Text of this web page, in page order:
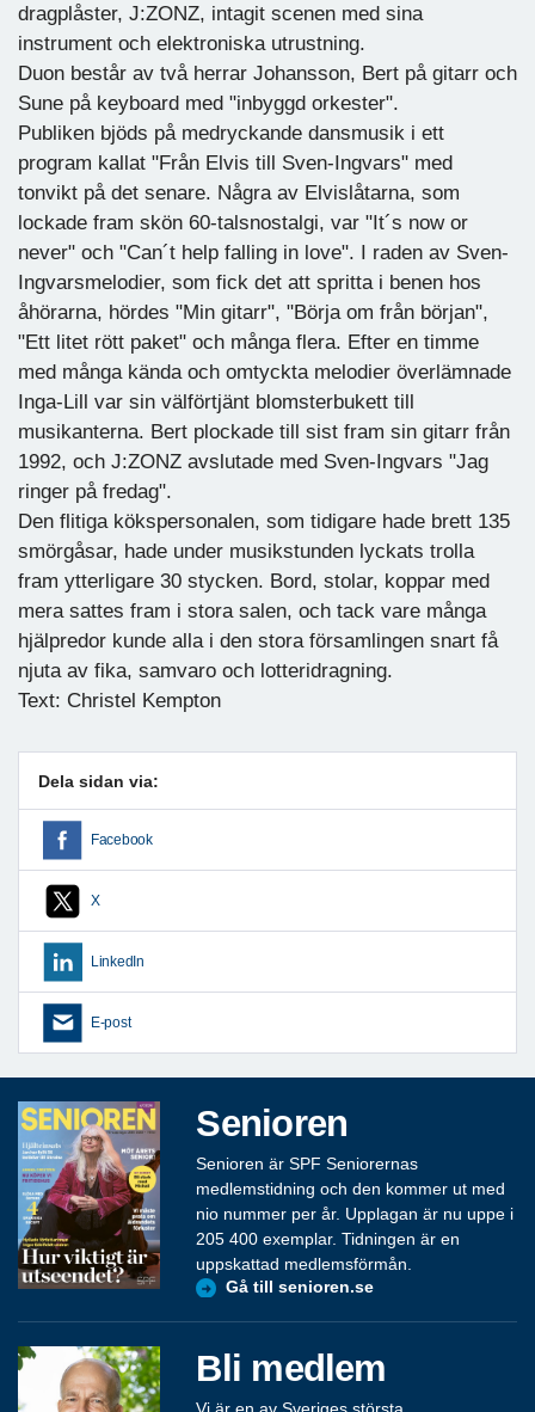
dragplåster, J:ZONZ, intagit scenen med sina
instrument och elektroniska utrustning.
Duon består av två herrar Johansson, Bert på gitarr och
Sune på keyboard med "inbyggd orkester".
Publiken bjöds på medryckande dansmusik i ett
program kallat "Från Elvis till Sven-Ingvars" med
tonvikt på det senare. Några av Elvislåtarna, som
lockade fram skön 60-talsnostalgi, var "It´s now or
never" och "Can´t help falling in love". I raden av Sven-
Ingvarsmelodier, som fick det att spritta i benen hos
åhörarna, hördes "Min gitarr", "Börja om från början",
"Ett litet rött paket" och många flera. Efter en timme
med många kända och omtyckta melodier överlämnade
Inga-Lill var sin välförtjänt blomsterbukett till
musikanterna. Bert plockade till sist fram sin gitarr från
1992, och J:ZONZ avslutade med Sven-Ingvars "Jag
ringer på fredag".
Den flitiga kökspersonalen, som tidigare hade brett 135
smörgåsar, hade under musikstunden lyckats trolla
fram ytterligare 30 stycken. Bord, stolar, koppar med
mera sattes fram i stora salen, och tack vare många
hjälpredor kunde alla i den stora församlingen snart få
njuta av fika, samvaro och lotteridragning.
Text: Christel Kempton
Dela sidan via:
Facebook
X
LinkedIn
E-post
Senioren
Senioren är SPF Seniorernas
medlemstidning och den kommer ut med
nio nummer per år. Upplagan är nu uppe i
205 400 exemplar. Tidningen är en
uppskattad medlemsförmån.
Gå till senioren.se
Bli medlem